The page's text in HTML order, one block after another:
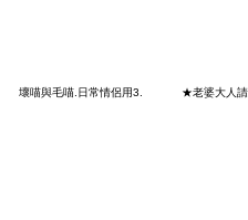
壞喵與毛喵.日常情侶用3. ★老婆大人